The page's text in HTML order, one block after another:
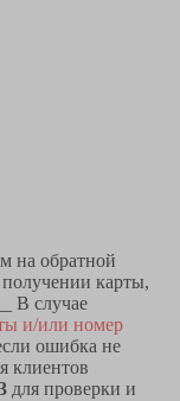
на обратной
карты,
В случае
и/или номер
ошибка не
клиентов
для проверки и